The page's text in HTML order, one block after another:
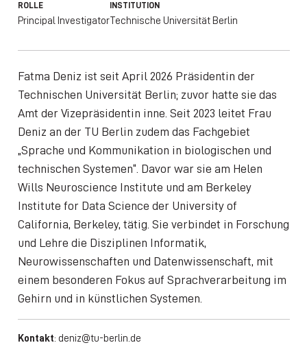
ROLLE
Principal Investigator
INSTITUTION
Technische Universität Berlin
Fatma Deniz ist seit April 2026 Präsidentin der
Technischen Universität Berlin; zuvor hatte sie das
Amt der Vizepräsidentin inne. Seit 2023 leitet Frau
Deniz an der TU Berlin zudem das Fachgebiet
„Sprache und Kommunikation in biologischen und
technischen Systemen“. Davor war sie am Helen
Wills Neuroscience Institute und am Berkeley
Institute for Data Science der University of
California, Berkeley, tätig. Sie verbindet in Forschung
und Lehre die Disziplinen Informatik,
Neurowissenschaften und Datenwissenschaft, mit
einem besonderen Fokus auf Sprachverarbeitung im
Gehirn und in künstlichen Systemen.
Kontakt: deniz@tu-berlin.de